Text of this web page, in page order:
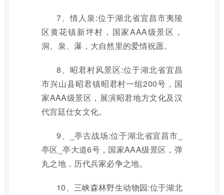
7、情人泉:位于湖北省宜昌市夷陵
区黄花镇新坪村，国家AAA级景区，
洞、泉、瀑，大自然里的爱情祝愿。
8、昭君村风景区:位于湖北省宜昌
市兴山县昭君镇昭君村一组200号，国
家AAA级景区，展演昭君地方文化及汉
代宫廷仕女文化。
9、_亭古战场:位于湖北省宜昌市_
亭区_亭大道6号，国家AAA级景区，弹
丸之地，历代兵家必争之地。
10、三峡森林野生动物园:位于湖北